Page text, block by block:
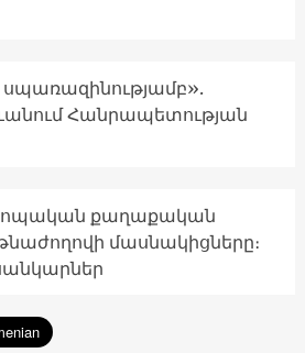
սպառազինությամբ».
Հանրապետության
քաղաքական
մասնակիցները։